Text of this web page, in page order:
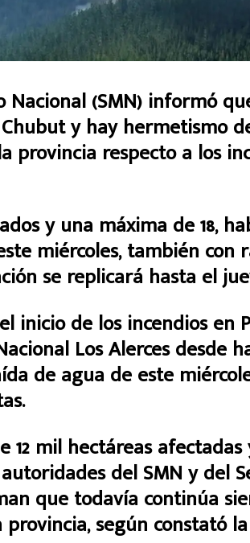
Nacional (SMN) informó
y hay hermetismo
provincia respecto a los
y una máxima de 18,
miércoles, también con
se replicará hasta el
inicio de los incendios en
Los Alerces desde
de agua de este
12 mil hectáreas
del SMN y del
que todavía continúa
según constató